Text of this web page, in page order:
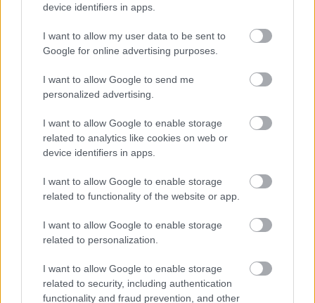
device identifiers in apps.
I want to allow my user data to be sent to
Google for online advertising purposes.
I want to allow Google to send me
personalized advertising.
I want to allow Google to enable storage
related to analytics like cookies on web or
device identifiers in apps.
I want to allow Google to enable storage
related to functionality of the website or app.
I want to allow Google to enable storage
related to personalization.
I want to allow Google to enable storage
related to security, including authentication
functionality and fraud prevention, and other